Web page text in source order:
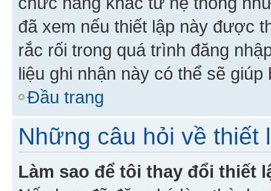
đã xem nếu thiết lập này được
rắc rối trong quá trình đăng
liệu ghi nhận này có thể sẽ
Đầu trang
Những câu hỏi về thiết
Làm sao để tôi thay đổi thiết